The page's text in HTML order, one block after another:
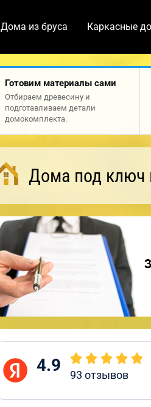
Дома из бруса Каркасные
Готовим материалы сами
Отбираем древесину и
подготавливаем детали
домокомплекта.
Дома под ключ
4.9 93 отзывов